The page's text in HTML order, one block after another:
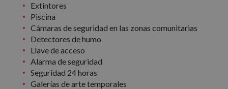
Extintores
Piscina
Cámaras de seguridad en las zonas comunitarias
Detectores de humo
Llave de acceso
Alarma de seguridad
Seguridad 24 horas
Galerías de arte temporales